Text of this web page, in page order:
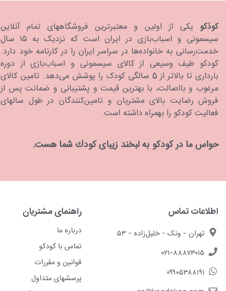
کودَکو یکی از اولین و معتبرترین فروشگاههای تمام آنلاین
سیسمونی و اسباب‌بازی در ایران است که نزدیک به ۱۵ سال
خدمت‌رسانی به خانواده‌ها در سراسر ایران را در کارنامه خود دارد.
كودكو طیف وسیعی از کالای سیسمونی و اسباب‌بازی از دوره
بارداری تا بالاتر از 5 سالگی کودک را پوشش می‌دهد. تامین کالای
مرغوب و بااصالت، با بهترین قیمت و پشتیبانی و ضمانت پس از
فروش رضایت بالای مشتریان و تامین‌کنندگان در طول سالهای
فعالیت کودکو را بهمراه داشته است.
حواس ما در كودكو به لبخند زیبای كودك شما هست.
اطلاعات تماس
تهران - ونک - خلیل‌زاده - ۵۳
۰۲۱-۸۸۸۷۳۰۱۵
۰۹۹۰۵۳۸۸۱۹۱
راهنمای مشتریان
درباره ما
تماس با کودکو
قوانین و مقررات
پرسشهای متداول